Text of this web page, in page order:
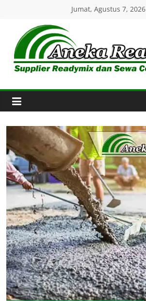
content
Jumat, Agustus 7, 2026
Aneka
Readymix
Pusat
Online
Aneka
Beton
Ready
mix
di
Indonesia